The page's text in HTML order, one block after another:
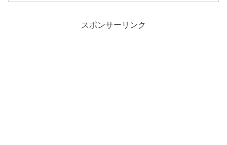
スポンサーリンク